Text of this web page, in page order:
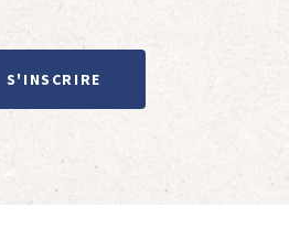
S'INSCRIRE